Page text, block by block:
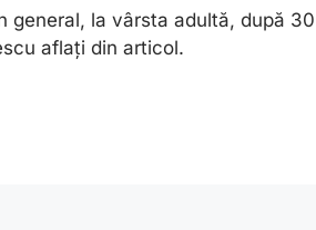
la vârsta adultă, după
aflați din articol.